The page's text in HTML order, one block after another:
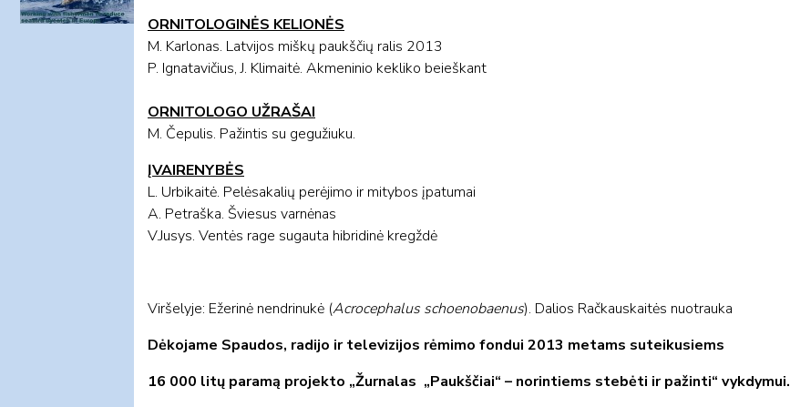
ORNITOLOGINĖS KELIONĖS
M. Karlonas. Latvijos miškų paukščių ralis 2013
P. Ignatavičius, J. Klimaitė. Akmeninio kekliko beieškant
ORNITOLOGO UŽRAŠAI
M. Čepulis. Pažintis su gegužiuku.
ĮVAIRENYBĖS
L. Urbikaitė. Pelėsakalių perėjimo ir mitybos įpatumai
A. Petraška. Šviesus varnėnas
V.Jusys. Ventės rage sugauta hibridinė kregždė
Viršelyje: Ežerinė nendrinukė (Acrocephalus schoenobaenus). Dalios Račkauskaitės nuotrauka
Dėkojame Spaudos, radijo ir televizijos rėmimo fondui 2013 metams suteikusiems
16 000 litų paramą projekto „Žurnalas „Paukščiai“ – norintiems stebėti ir pažinti“ vykdymui.